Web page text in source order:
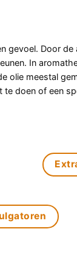
gevoel. Door de
In
olie meestal
doen of een